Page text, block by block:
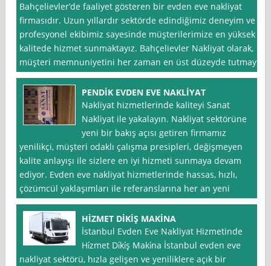
Bahçelievler’de faaliyet gösteren bir evden eve nakliyat
firmasıdır. Uzun yıllardır sektörde edindiğimiz deneyim ve
profesyonel ekibimiz sayesinde müşterilerimize en yüksek
kalitede hizmet sunmaktayız. Bahçelievler Nakliyat olarak,
müşteri memnuniyetini her zaman en üst düzeyde tutmayı
PENDİK EVDEN EVE NAKLİYAT
Nakliyat hizmetlerinde kaliteyi Sanat
Nakliyat ile yakalayın. Nakliyat sektörüne
yeni bir bakış açısı getiren firmamız
yenilikçi, müşteri odaklı çalışma presipleri, değişmeyen
kalite anlayışı ile sizlere en iyi hizmeti sunmaya devam
ediyor. Evden eve nakliyat hizmetlerinde hassas, hızlı,
çözümcül yaklaşımları ile referanslarına her an yeni
HİZMET DİKİŞ MAKİNA
İstanbul Evden Eve Nakliyat Hizmetinde
Hi̇zmet Di̇ki̇ş Maki̇na İstanbul evden eve
nakliyat sektörü, hızla gelişen ve yeniliklere açık bir